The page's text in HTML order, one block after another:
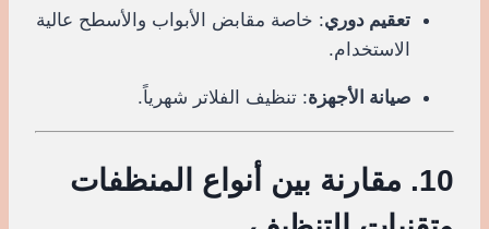
تعقيم دوري: خاصة مقابض الأبواب والأسطح عالية
الاستخدام.
صيانة الأجهزة: تنظيف الفلاتر شهرياً.
10. مقارنة بين أنواع المنظفات